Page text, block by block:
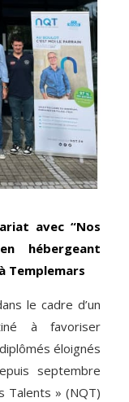
avec “Nos
hébergeant
Templemars
le cadre d’un
à favoriser
éloignés
septembre
Talents » (NQT)